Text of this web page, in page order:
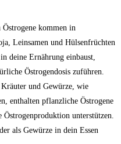
Östrogene⁣ kommen in
Leinsamen‌ und Hülsenfrüchten
deine ⁣Ernährung einbaust,
Östrogendosis zuführen.
‌und Gewürze, wie
enthalten pflanzliche ⁤Östrogene‌
‍unterstützen.
als Gewürze ‌in dein Essen